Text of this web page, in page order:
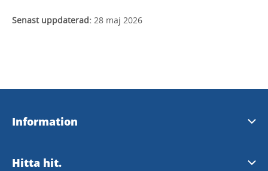
Senast uppdaterad: 28 maj 2026
Information
- Turistinformation
Hitta hit.